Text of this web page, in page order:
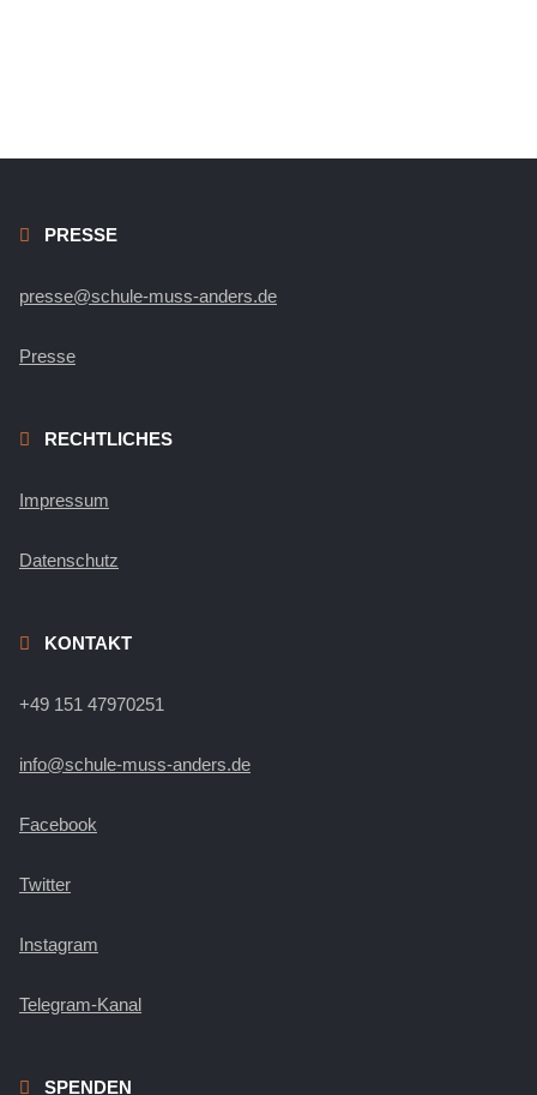
PRESSE
presse@schule-muss-anders.de
Presse
RECHTLICHES
Impressum
Datenschutz
KONTAKT
+49 151 47970251
info@schule-muss-anders.de
Facebook
Twitter
Instagram
Telegram-Kanal
SPENDEN